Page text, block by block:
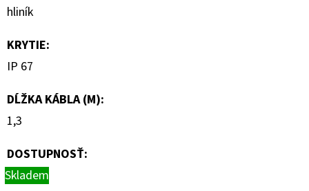
hliník
KRYTIE:
IP 67
DĹŽKA KÁBLA (M):
1,3
DOSTUPNOSŤ:
Skladem